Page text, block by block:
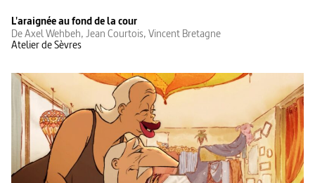
L'araignée au fond de la cour
De Axel Wehbeh, Jean Courtois, Vincent Bretagne
Atelier de Sèvres